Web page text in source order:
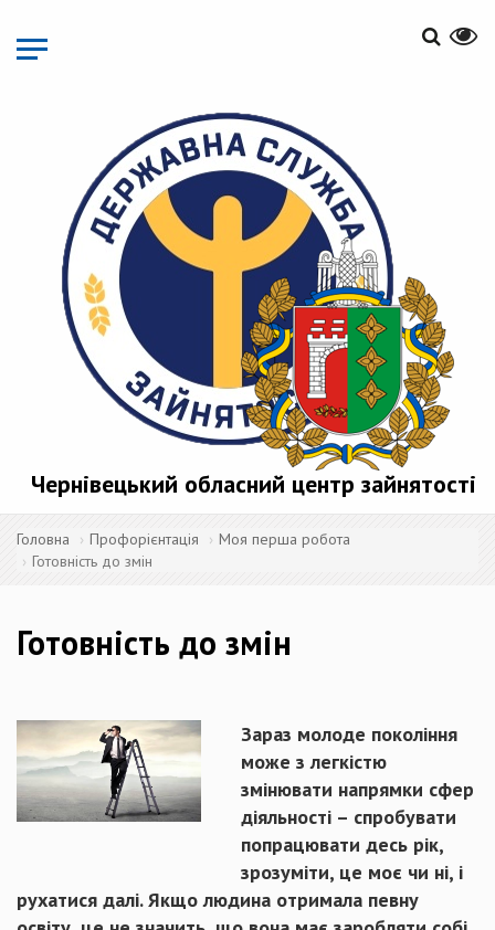
основного
матеріалу
Чернівецький обласний центр зайнятості
Головна Профорієнтація
Моя перша робота
Готовність до змін
Готовність до змін
Зараз молоде покоління
може з легкістю
змінювати напрямки сфер
діяльності – спробувати
попрацювати десь рік,
зрозуміти, це моє чи ні, і
рухатися далі. Якщо людина отримала певну